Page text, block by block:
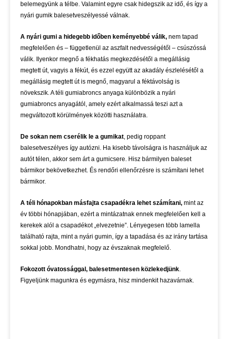
belemegyünk a télbe. Valamint egyre csak hidegszik az idő, és így a
nyári gumik balesetveszélyessé válnak.
A nyári gumi a hidegebb időben keményebbé válik, nem tapad
megfelelően és – függetlenül az aszfalt nedvességétől – csúszóssá
válik. Ilyenkor megnő a fékhatás megkezdésétől a megállásig
megtett út, vagyis a fékút, és ezzel együtt az akadály észlelésétől a
megállásig megtett út is megnő, magyarul a féktávolság is
növekszik. A téli gumiabroncs anyaga különbözik a nyári
gumiabroncs anyagától, amely ezért alkalmassá teszi azt a
megváltozott körülmények közötti használatra.
De sokan nem cserélik le a gumikat, pedig roppant
balesetveszélyes így autózni. Ha kisebb távolságra is használjuk az
autót télen, akkor sem árt a gumicsere. Hisz bármilyen baleset
bármikor bekövetkezhet. És rendőri ellenőrzésre is számítani lehet
bármikor.
A téli hónapokban másfajta csapadékra lehet számítani, mint az
év többi hónapjában, ezért a mintázatnak ennek megfelelően kell a
kerekek alól a csapadékot „elvezetnie”. Lényegesen több lamella
található rajta, mint a nyári gumin, így a tapadása és az irány tartása
sokkal jobb. Mondhatni, hogy az évszaknak megfelelő.
Fokozott óvatossággal, balesetmentesen közlekedjünk.
Figyeljünk magunkra és egymásra, hisz mindenkit hazavárnak.